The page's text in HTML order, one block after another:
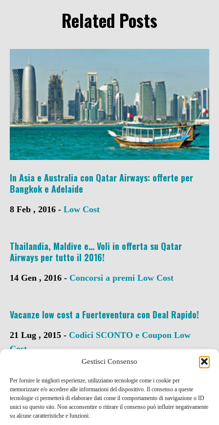
Gestisci Consenso
Per fornire le migliori esperienze, utilizziamo tecnologie come i cookie per
memorizzare e/o accedere alle informazioni del dispositivo. Il consenso a queste
tecnologie ci permetterà di elaborare dati come il comportamento di navigazione o ID
unici su questo sito. Non acconsentire o ritirare il consenso può influire negativamente
su alcune caratteristiche e funzioni.
Related Posts
In Asia e Australia con Qatar Airways: offerte per
Bangkok e Adelaide
8 Feb , 2016 - Low Cost
Thailandia, Maldive e… Voli in offerta su Qatar
Airways per tutto il 2016!
14 Gen , 2016 - Concorsi a premi Low Cost
Vacanze low cost a Fuerteventura con Deal Rapido!
21 Lug , 2015 - Codici SCONTO e Coupon Low
Cost